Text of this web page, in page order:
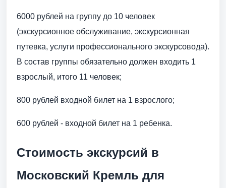
6000 рублей на группу до 10 человек
(экскурсионное обслуживание, экскурсионная
путевка, услуги профессионального экскурсовода).
В состав группы обязательно должен входить 1
взрослый, итого 11 человек;
800 рублей входной билет на 1 взрослого;
600 рублей - входной билет на 1 ребенка.
Стоимость экскурсий в
Московский Кремль для